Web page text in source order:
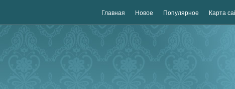
Главная Новое Популярное Карта